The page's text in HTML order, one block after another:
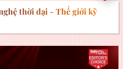
thời đại - Thế giới kỹ